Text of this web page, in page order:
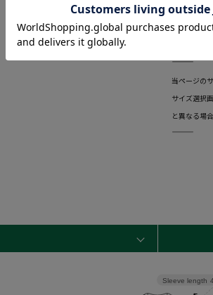
【素材
ポリ
―――――――――――――――――――――――
当ページの
サイズ選択
と異なる場
―――――――――――――――――――――――
Sleeve length